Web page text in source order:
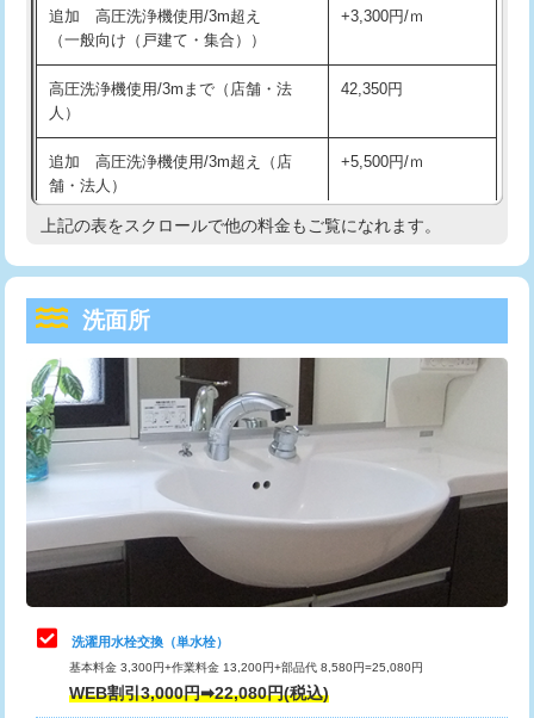
マス交換（深さ50㎝以上） 66,000円
コンクリート斫り（厚さ10㎝まで） 27,500円
コンクリート斫り（厚さ10㎝超え）
モルタル補修（厚さ10㎝まで）
モルタル補修（厚さ10㎝超え） 38,500円
洗面台設置 38,500円
追加人工
廃棄・処分 現場見積
※給水管工事は20mmまでの価格です。
持込商品取付（混合水栓） 16,500円
給水管工事※（ホール加工)
給水管工事※（バンド止め) 3,300円
給水管工事※（支持金具設置) 5,500円
給水管工事※（保温材使用（バンド止
め込み）)
5,500円
給水管工事※（土の掘削・埋め戻し作
業)
11,000円
給水管工事※（塩ビ管（VP・HI）使
用/3ｍまで)
33,000円
給水管工事※（塩ビ管（VP・HI）使
用（追加）/3ｍ超え)
給水管工事※（ライニング鋼管・銅
管・ポリ管・HT管使用/3ｍまで)
44,000円
給水管工事※（ライニング鋼管・銅
管・ポリ管・HT管使用/3ｍ超え)
排水管工事（土の掘削・埋め戻し作
追加 高圧洗浄機使用/3m超え
（一般向け（戸建て・集合））
+3,300円/ｍ
高圧洗浄機使用/3mまで（店舗・法
人）
42,350円
追加 高圧洗浄機使用/3m超え（店
舗・法人）
+5,500円/ｍ
高度高圧洗浄換 現地調査
トーラー機使用/3mまで
追加トーラー機使用/3m超え +3,300円
カメラ調査 33,000円
桝清掃
止水・漏水調査・防水処理・清掃・修
理・調整・分解・加工など（軽作業）
11,000円
止水・漏水調査・防水処理・清掃・修
理・調整・分解・加工など（中作業）
22,000円
止水・漏水調査・防水処理・清掃・修
理・調整・分解・加工など（重作業）
33,000円
上記の表をスクロールで他の料金もご覧になれます。
洗面所
洗濯用水栓交換（単水栓）
基本料金 3,300円+作業料金 13,200円+部品代 8,580円=25,080円
WEB割引3,000円➡22,080円(税込)